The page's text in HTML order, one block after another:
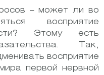
– может ли во
восприятие
Этому есть
Так,
восприятие
первой нервной